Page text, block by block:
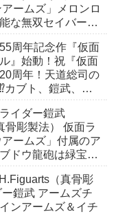
ームズ」メロンロ
な無双セイバー、
周年記念作『仮面
』始動！祝『仮面
周年！天道総司の
カブト、鎧武、ビ
イダー鎧武
骨彫製法） 仮面ラ
ームズ」付属のア
ドウ龍砲は緑宝撃
（真骨彫
鎧武 アームズチ
ンアームズ＆イチ